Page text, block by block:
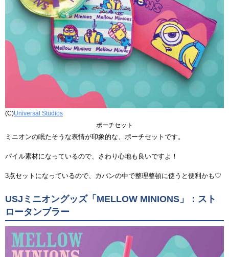
(C)Universal Studios
ポーチセット
ミニオンの眠たそうな表情が印象的な、ポーチセットです。
パイル素材になっているので、さわり心地も良いですよ！
3点セットになっているので、カバンの中で整理整頓に使うと便利かも♡
USJミニオングッズ「MELLOW MINIONS」：スト
ロータンブラー